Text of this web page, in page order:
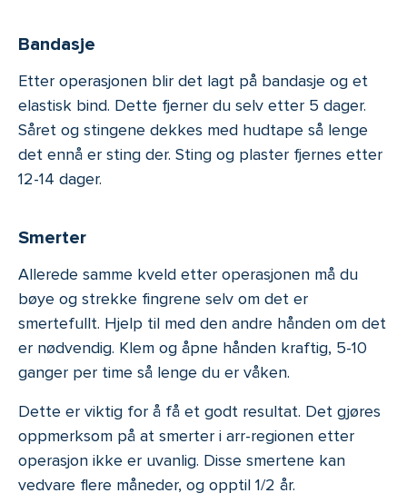
Bandasje
Etter operasjonen blir det lagt på bandasje og et
elastisk bind. Dette fjerner du selv etter 5 dager.
Såret og stingene dekkes med hudtape så lenge
det ennå er sting der. Sting og plaster fjernes etter
12-14 dager.
Smerter
Allerede samme kveld etter operasjonen må du
bøye og strekke fingrene selv om det er
smertefullt. Hjelp til med den andre hånden om det
er nødvendig. Klem og åpne hånden kraftig, 5-10
ganger per time så lenge du er våken.
Dette er viktig for å få et godt resultat. Det gjøres
oppmerksom på at smerter i arr-regionen etter
operasjon ikke er uvanlig. Disse smertene kan
vedvare flere måneder, og opptil 1/2 år.